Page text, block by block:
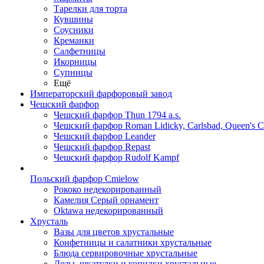
Тарелки для торта
Кувшины
Соусники
Креманки
Салфетницы
Икорницы
Супницы
Ещё
Императорский фарфоровый завод
Чешский фарфор
Чешский фарфор Thun 1794 a.s.
Чешский фарфор Roman Lidicky, Carlsbad, Queen's
Чешский фарфор Leander
Чешский фарфор Repast
Чешский фарфор Rudolf Kampf
Польский фарфор Сmielow
Рококо недекорированный
Камелия Серый орнамент
Oktawa недекорированный
Хрусталь
Вазы для цветов хрустальные
Конфетницы и салатники хрустальные
Блюда сервировочные хрустальные